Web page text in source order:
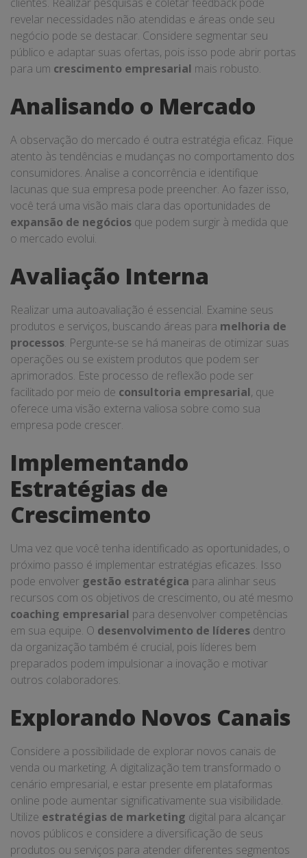
revelar necessidades não atendidas e áreas onde seu
negócio pode se destacar. Considere segmentar seu
público e adaptar suas ofertas, pois isso pode abrir portas
para um crescimento empresarial mais robusto.
Analisando o Mercado
A observação do mercado é outra estratégia eficaz. Fique
atento às tendências e mudanças no comportamento dos
consumidores. Analise a concorrência e identifique
lacunas que sua empresa pode preencher. Ao fazer isso,
você terá uma visão mais clara das oportunidades de
expansão de negócios que podem surgir à medida que
o mercado evolui.
Avaliação Interna
Realizar uma autoavaliação é essencial. Examine seus
produtos e serviços, buscando áreas para melhoria de
processos. Pergunte-se se há maneiras de otimizar suas
operações ou se existem produtos que podem ser
aprimorados. Este processo de reflexão pode ser
facilitado por meio de consultoria empresarial, que
oferece uma visão externa valiosa sobre como sua
empresa pode crescer.
Implementando
Estratégias de
Crescimento
Uma vez que você tenha identificado as oportunidades, o
próximo passo é implementar estratégias eficazes. Isso
pode envolver gestão estratégica para alinhar seus
recursos com os objetivos de crescimento, ou até mesmo
coaching empresarial para desenvolver competências
em sua equipe. O desenvolvimento de líderes dentro
da organização também é crucial, pois líderes bem
preparados podem impulsionar a inovação e motivar
outros colaboradores.
Explorando Novos Canais
Considere a possibilidade de explorar novos canais de
venda ou marketing. A digitalização tem transformado o
cenário empresarial, e estar presente em plataformas
online pode aumentar significativamente sua visibilidade.
Utilize estratégias de marketing digital para alcançar
novos públicos e considere a diversificação de seus
produtos ou serviços para atender diferentes segmentos